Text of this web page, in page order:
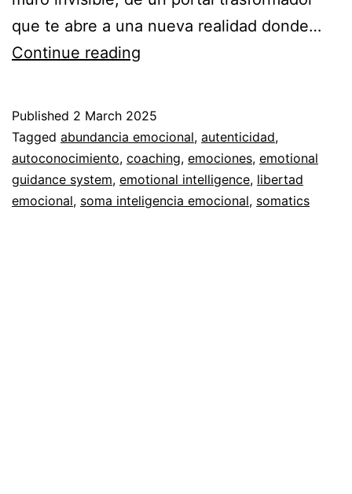
que te abre a una nueva realidad donde…
Continue reading
las
Emociones
|
Sistema
Published 2 March 2025
Categorized
as
Autoconocimiento,
Desarrollo
Tagged abundancia emocional, autenticidad,
autoconocimiento, coaching, emociones, emotional
guidance system, emotional intelligence, libertad
emocional, soma inteligencia emocional, somatics